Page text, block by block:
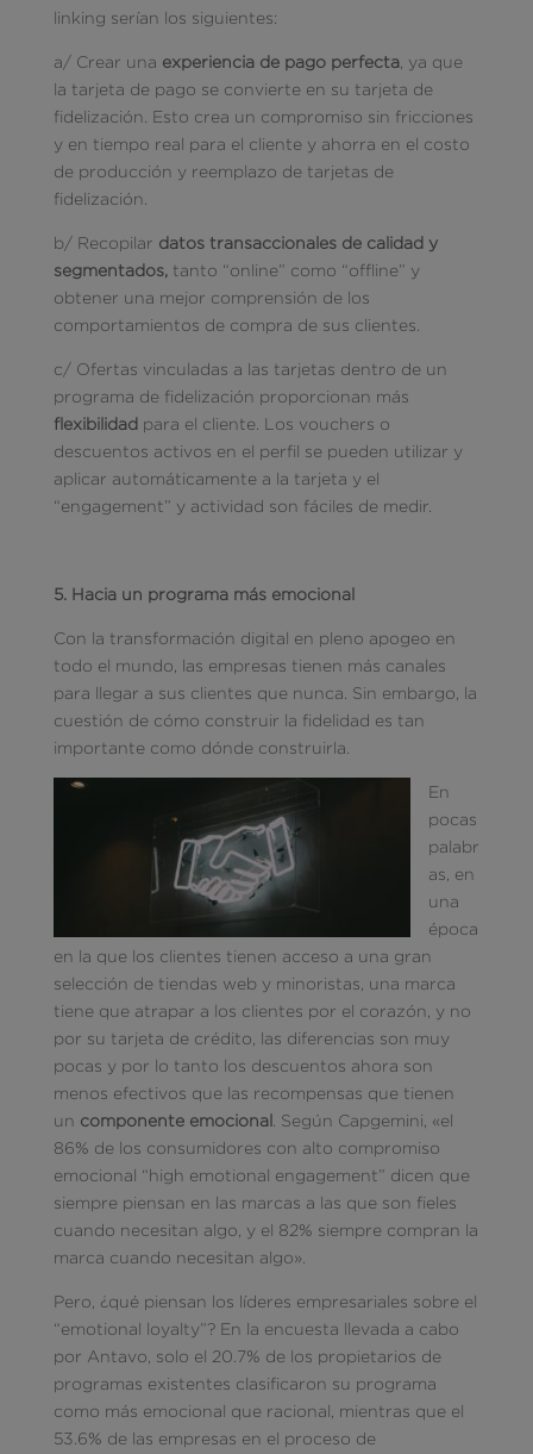
linking serían los siguientes:
a/ Crear una experiencia de pago perfecta, ya que
la tarjeta de pago se convierte en su tarjeta de
fidelización. Esto crea un compromiso sin fricciones
y en tiempo real para el cliente y ahorra en el costo
de producción y reemplazo de tarjetas de
fidelización.
b/ Recopilar datos transaccionales de calidad y
segmentados, tanto “online” como “offline” y
obtener una mejor comprensión de los
comportamientos de compra de sus clientes.
c/ Ofertas vinculadas a las tarjetas dentro de un
programa de fidelización proporcionan más
flexibilidadpara el cliente. Los vouchers o
descuentos activos en el perfil se pueden utilizar y
aplicar automáticamente a la tarjeta y el
“engagement” y actividad son fáciles de medir.
5. Hacia un programa más emocional
Con la transformación digital en pleno apogeo en
todo el mundo, las empresas tienen más canales
para llegar a sus clientes que nunca. Sin embargo, la
cuestión de cómo construir la fidelidad es tan
importante como dónde construirla.
En
pocas
palabr
as, en
una
época
en la que los clientes tienen acceso a una gran
selección de tiendas web y minoristas, una marca
tiene que atrapar a los clientes por el corazón, y no
por su tarjeta de crédito, las diferencias son muy
pocas y por lo tanto los descuentos ahora son
menos efectivos que las recompensas que tienen
un componente emocional. Según Capgemini, «el
86% de los consumidores con alto compromiso
emocional “high emotional engagement” dicen que
siempre piensan en las marcas a las que son fieles
cuando necesitan algo, y el 82% siempre compran la
marca cuando necesitan algo».
Pero, ¿qué piensan los líderes empresariales sobre el
“emotional loyalty”? En la encuesta llevada a cabo
por Antavo, solo el 20.7% de los propietarios de
programas existentes clasificaron su programa
como más emocional que racional, mientras que el
53.6% de las empresas en el proceso de